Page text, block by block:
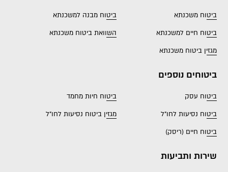
ביטוח משכנתא
ביטוח מבנה למשכנתא
ביטוח חיים למשכנתא
השוואת ביטוח משכנתא
מגזין ביטוח משכנתא
ביטוחים נוספים
ביטוח עסק
ביטוח חיות מחמד
ביטוח נסיעות לחו"ל
מגזין ביטוח נסיעות לחו"ל
ביטוח חיים (ריסק)
שירות ותביעות